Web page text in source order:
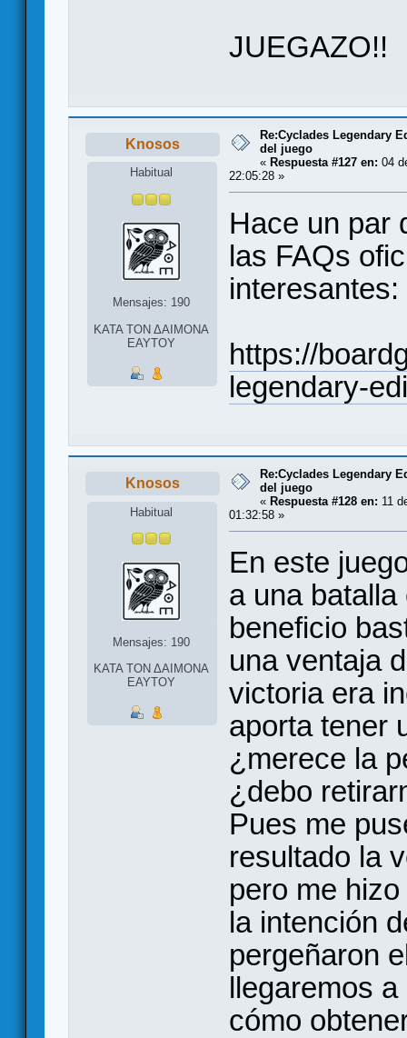
JUEGAZO!!
Knosos
Habitual
Mensajes: 190
ΚΑΤΑ ΤΟΝ ΔΑΙΜΟΝΑ
ΕΑΥΤΟΥ
Re:Cyclades Legendary
del juego
« Respuesta #127 en: 04
22:05:28 »
Hace un par
las FAQs
interesantes:
https://
legendary-
Knosos
Habitual
Mensajes: 190
ΚΑΤΑ ΤΟΝ ΔΑΙΜΟΝΑ
ΕΑΥΤΟΥ
Re:Cyclades Legendary
del juego
« Respuesta #128 en: 11
01:32:58 »
En este
a una
beneficio
una ventaja
victoria era
aporta tener
¿merece la
¿debo
Pues me
resultado la
pero me
la intención
pergeñaron
llegaremos
cómo